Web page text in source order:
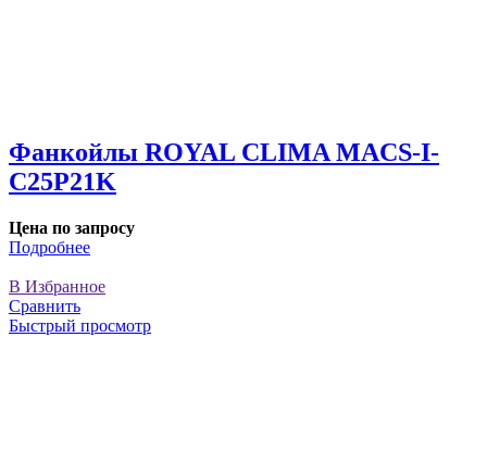
Фанкойлы ROYAL CLIMA MACS-I-
C25P21K
Цена по запросу
Подробнее
В Избранное
Сравнить
Быстрый просмотр